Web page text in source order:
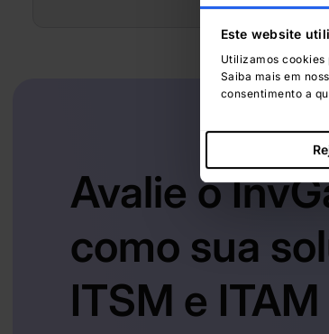
Este website
Utilizamos cookies
Saiba mais em
consentimento a
Avalie o
como sua
ITSM e ITAM